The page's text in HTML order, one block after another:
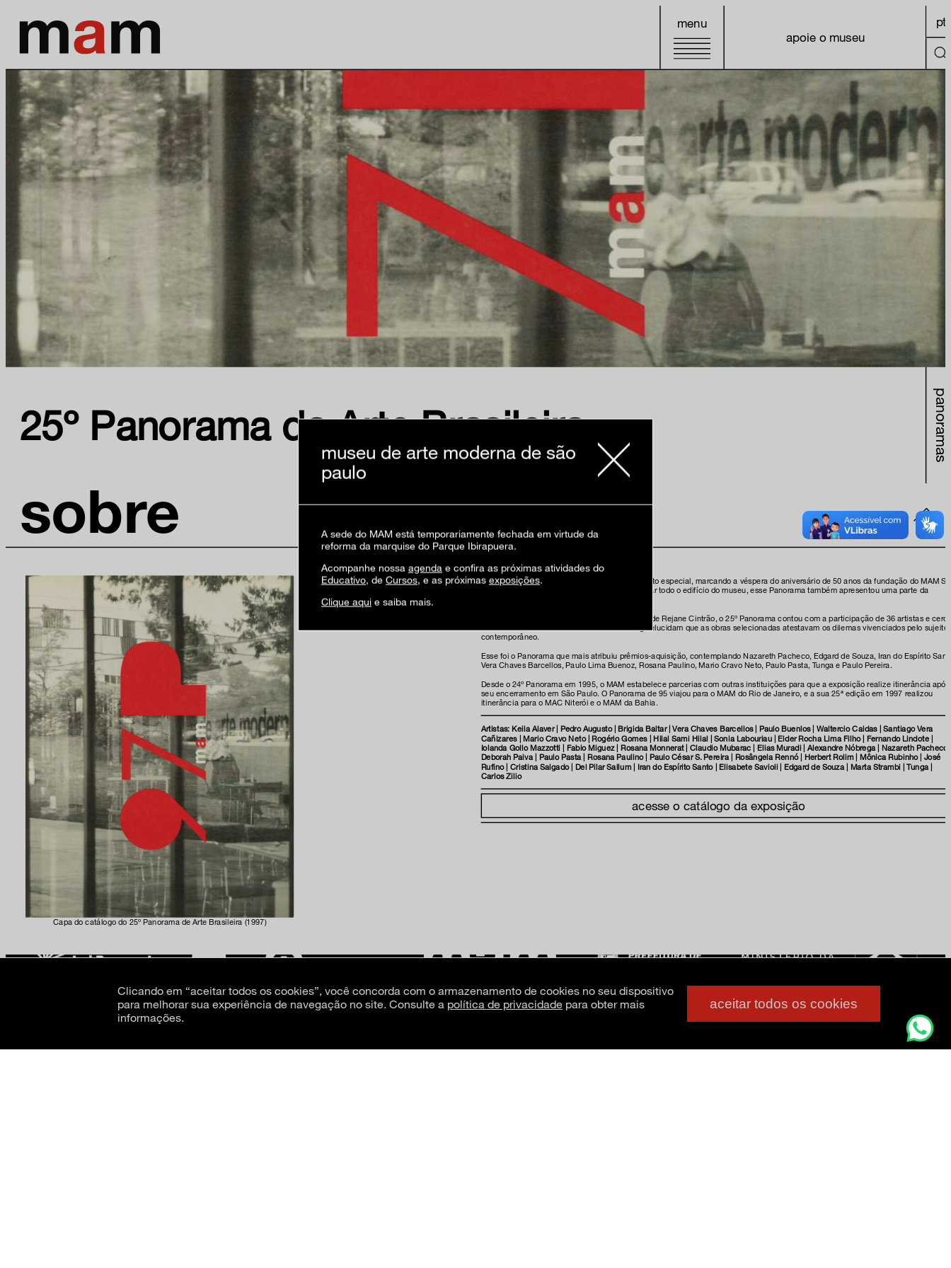
menu
apoie o museu
pt
25º Panorama da Arte Brasileira panoramas
sobre
Capa do catálogo do 25º Panorama de Arte Brasileira (1997)
O 25º Panorama foi idealizado para ser um evento especial, marcando a véspera do aniversário de 50 anos da fundação do MAM
Paulo em 1948. Além de tradicionalmente ocupar todo o edifício do museu, esse Panorama também apresentou uma parte da
Com curadoria de Tadeu Chiarelli e assistência de Rejane Cintrão, o 25º Panorama contou com a participação de 36 artistas e
de 130 obras. Os textos curatoriais no catálogo elucidam que as obras selecionadas atestavam os dilemas vivenciados pelo sujeito
contemporâneo.
Esse foi o Panorama que mais atribuiu prêmios-aquisição, contemplando Nazareth Pacheco, Edgard de Souza, Iran do Espírito
Vera Chaves Barcellos, Paulo Lima Buenoz, Rosana Paulino, Mario Cravo Neto, Paulo Pasta, Tunga e Paulo Pereira.
Desde o 24º Panorama em 1995, o MAM estabelece parcerias com outras instituições para que a exposição realize itinerância após
seu encerramento em São Paulo. O Panorama de 95 viajou para o MAM do Rio de Janeiro, e a sua 25ª edição em 1997 realizou
itinerância para o MAC Niterói e o MAM da Bahia.
Artistas: Keila Alaver | Pedro Augusto | Brigida Baltar | Vera Chaves Barcellos | Paulo Buenlos | Waltercio Caldas | Santiago Vera
Cañizares | Mario Cravo Neto | Rogério Gomes | Hilal Sami Hilal | Sonia Labouriau | Elder Rocha Lima Filho | Fernando Lindote |
Iolanda Gollo Mazzotti | Fabio Miguez | Rosana Monnerat | Claudio Mubarac | Elias Muradi | Alexandre Nóbrega | Nazareth Pacheco
Deborah Paiva | Paulo Pasta | Rosana Paulino | Paulo César S. Pereira | Rosângela Rennó | Herbert Rolim | Mônica Rubinho | José
Rufino | Cristina Salgado | Del Pilar Sallum | Iran do Espírito Santo | Elisabete Savioli | Edgard de Souza | Marta Strambi | Tunga |
Carlos Zilio
acesse o catálogo da exposição
facebook
x
instagram
linkedIn
youtube
google arts & culture
inscreva-se na nossa newsletter
sobre o mam
imprensa
contato
trabalhe conosco
CNPJ: 62.520.218/0001-24Razão social: Museu de Arte Moderna de São Paulo
museu de arte moderna de são
paulo
A sede do MAM está temporariamente fechada em virtude da
reforma da marquise do Parque Ibirapuera.
Acompanhe nossa agenda e confira as próximas atividades do
Educativo, de Cursos, e as próximas exposições.
Clique aqui e saiba mais.
Clicando em “aceitar todos os cookies”, você concorda com o armazenamento de cookies no seu dispositivo
para melhorar sua experiência de navegação no site. Consulte a política de privacidade para obter mais
informações.
aceitar todos os cookies